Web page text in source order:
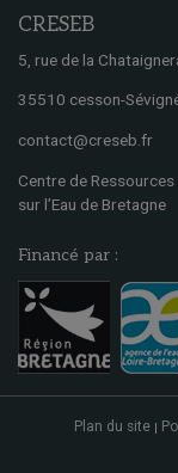
CRESEB
5, rue de la
35510 cesson-
contact@creseb.fr
Centre de
sur l’Eau de Bretagne
Financé par :
Plan du site